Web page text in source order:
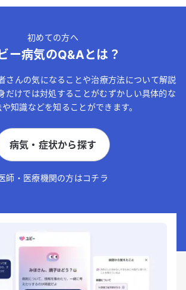
初めての方へ
ー病気のQ&Aとは？
さんの気になることや治療方法について解説
だけでは対処することがむずかしい具体的な
知識などを知ることができます。
病気・症状から探す
師・医療機関の方はコチラ